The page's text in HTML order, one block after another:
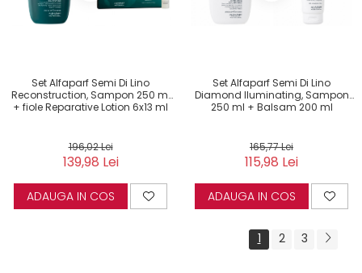
Set Alfaparf Semi Di Lino
Reconstruction, Sampon 250 ml
+ fiole Reparative Lotion 6x13 ml
196,02 Lei
139,98 Lei
ADAUGA IN COS
Set Alfaparf Semi Di Lino
Diamond Iluminating, Sampon
250 ml + Balsam 200 ml
165,77 Lei
115,98 Lei
ADAUGA IN COS
1 2 3